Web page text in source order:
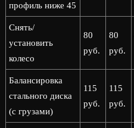
профиль ниже 45
Снять/
установить
колесо
80
руб.
80
руб.
Балансировка
стального диска
(с грузами)
115
руб.
115
руб.